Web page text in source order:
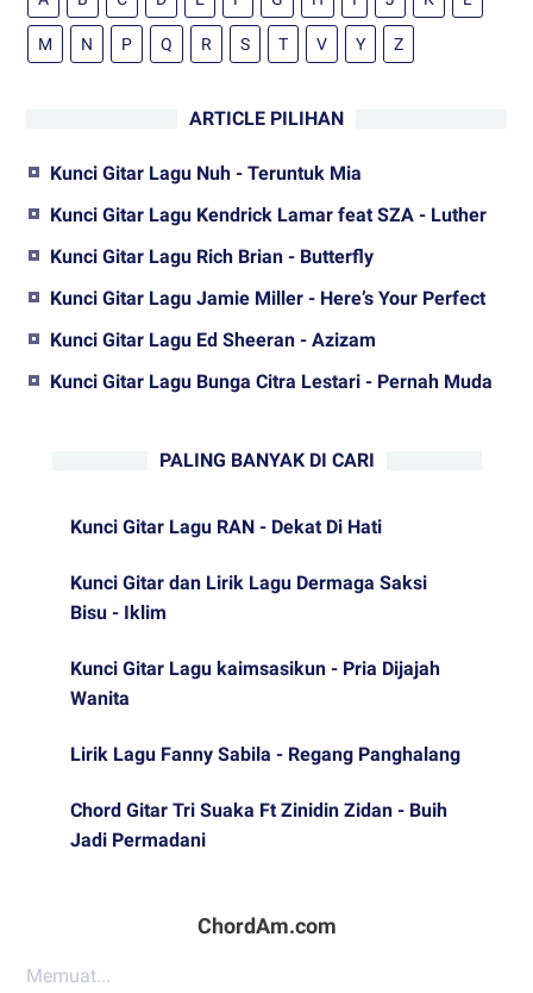
M N P Q R S T V Y Z
ARTICLE PILIHAN
Kunci Gitar Lagu Nuh - Teruntuk Mia
Kunci Gitar Lagu Kendrick Lamar feat SZA - Luther
Kunci Gitar Lagu Rich Brian - Butterfly
Kunci Gitar Lagu Jamie Miller - Here’s Your Perfect
Kunci Gitar Lagu Ed Sheeran - Azizam
Kunci Gitar Lagu Bunga Citra Lestari - Pernah Muda
PALING BANYAK DI CARI
Kunci Gitar Lagu RAN - Dekat Di Hati
Kunci Gitar dan Lirik Lagu Dermaga Saksi
Bisu - Iklim
Kunci Gitar Lagu kaimsasikun - Pria Dijajah
Wanita
Lirik Lagu Fanny Sabila - Regang Panghalang
Chord Gitar Tri Suaka Ft Zinidin Zidan - Buih
Jadi Permadani
ChordAm.com
Memuat...